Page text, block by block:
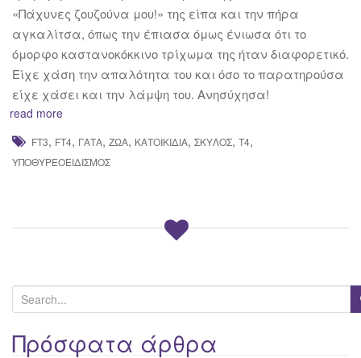
«Πάχυνες ζουζούνα μου!» της είπα και την πήρα
αγκαλίτσα, όπως την έπιασα όμως ένιωσα ότι το
όμορφο καστανοκόκκινο τρίχωμα της ήταν διαφορετικό.
Είχε χάση την απαλότητα του και όσο το παρατηρούσα
είχε χάσει και την λάμψη του. Ανησύχησα!
read more
FT3, FT4, ΓΆΤΑ, ΖΏΑ, ΚΑΤΟΙΚΊΔΙΑ, ΣΚΎΛΟΣ, Τ4,
ΥΠΟΘΥΡΕΟΕΙΔΙΣΜΌΣ
e
a
rΠρόσφατα άρθρα